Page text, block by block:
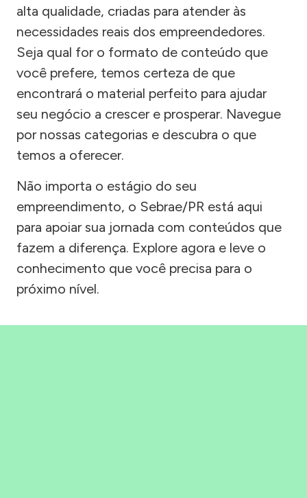
alta qualidade, criadas para atender às
necessidades reais dos empreendedores.
Seja qual for o formato de conteúdo que
você prefere, temos certeza de que
encontrará o material perfeito para ajudar
seu negócio a crescer e prosperar. Navegue
por nossas categorias e descubra o que
temos a oferecer.
Não importa o estágio do seu
empreendimento, o Sebrae/PR está aqui
para apoiar sua jornada com conteúdos que
fazem a diferença. Explore agora e leve o
conhecimento que você precisa para o
próximo nível.